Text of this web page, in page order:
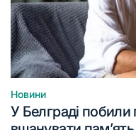
Опублікувати
у
Новини
У Белграді